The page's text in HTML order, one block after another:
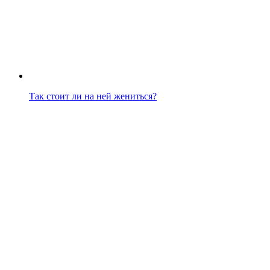
Так стоит ли на ней жениться?